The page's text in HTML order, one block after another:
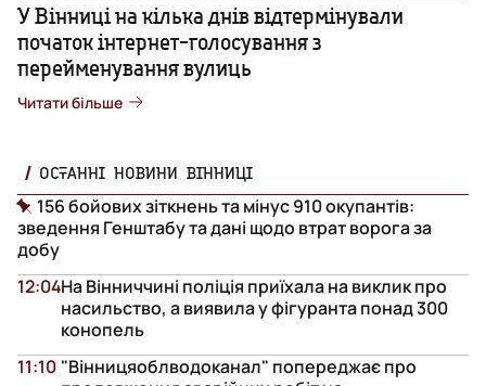
У Вінниці на кілька днів відтермінували
початок інтернет-голосування з
перейменування вулиць
Читати більше
ОСТАННІ НОВИНИ ВІННИЦІ
156 бойових зіткнень та мінус 910 окупантів:
зведення Генштабу та дані щодо втрат ворога за
добу
На Вінниччині поліція приїхала на виклик про
насильство, а виявила у фігуранта понад 300
конопель
12:04
"Вінницяоблводоканал" попереджає про
11:10